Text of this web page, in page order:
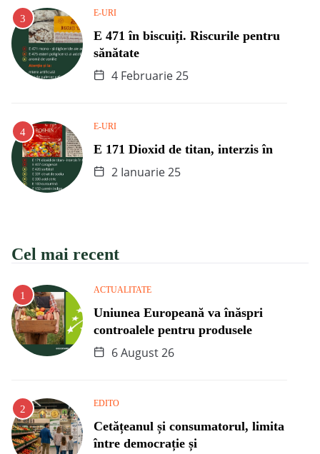
E-URI
E 471 în biscuiți. Riscurile pentru
sănătate
4 Februarie 25
E-URI
E 171 Dioxid de titan, interzis în
2 Ianuarie 25
Cel mai recent
ACTUALITATE
Uniunea Europeană va înăspri
controalele pentru produsele
6 August 26
EDITO
Cetățeanul și consumatorul, limita
între democrație și